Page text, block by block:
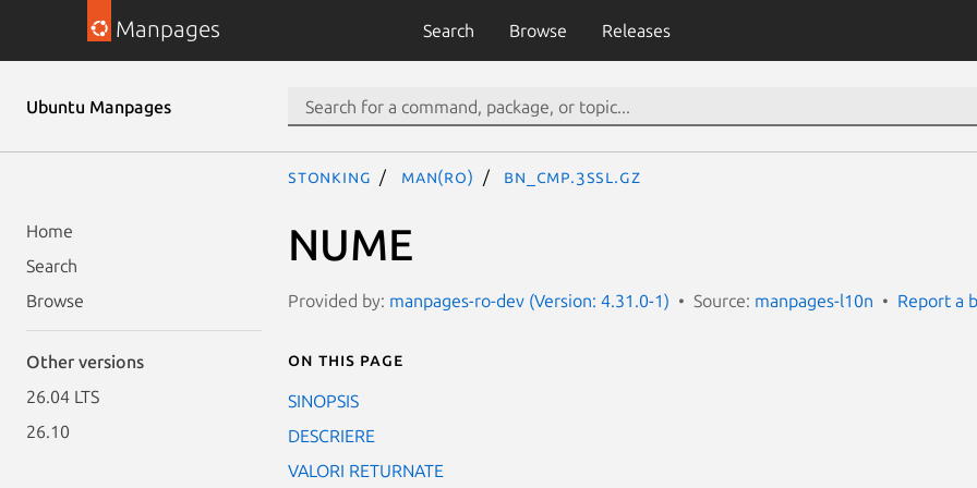
Manpages Search Browse Releases
Ubuntu Manpages
Home
Search
Browse
Other versions
26.04 LTS
26.10
stonking man(ro) BN_cmp.3ssl.gz
NUME
Provided by: manpages-ro-dev (Version: 4.31.0-1) Source: manpages-l10n Report a
On this page
SINOPSIS
DESCRIERE
VALORI RETURNATE